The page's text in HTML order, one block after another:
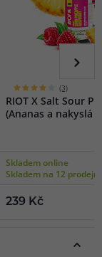
(3)
RIOT X Salt Sour
(Ananas a nakyslá
Skladem online
Skladem na 12
239 Kč